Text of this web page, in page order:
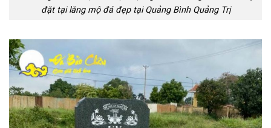
đặt tại lăng mộ đá đẹp tại Quảng Bình Quảng Trị